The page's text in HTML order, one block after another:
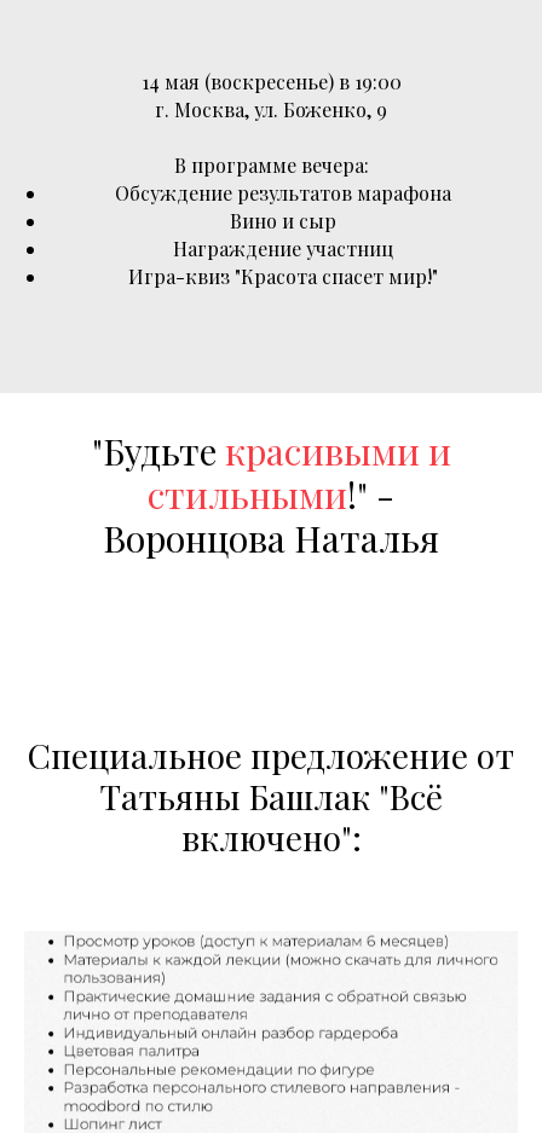
14 мая (воскресенье) в 19:00
г. Москва, ул. Боженко, 9
В программе вечера:
Обсуждение результатов марафона
Вино и сыр
Награждение участниц
Игра-квиз "Красота спасет мир!"
"Будьте красивыми и
стильными!" -
Воронцова Наталья
Специальное предложение от
Татьяны Башлак "Всё
включено":